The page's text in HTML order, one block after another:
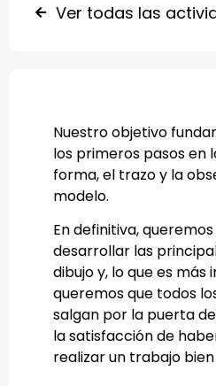
Ver todas las
Nuestro objetivo
los primeros pasos en
forma, el trazo y la
modelo.
En definitiva,
desarrollar las
dibujo y, lo que es
queremos que todos
salgan por la puerta
la satisfacción de
realizar un trabajo